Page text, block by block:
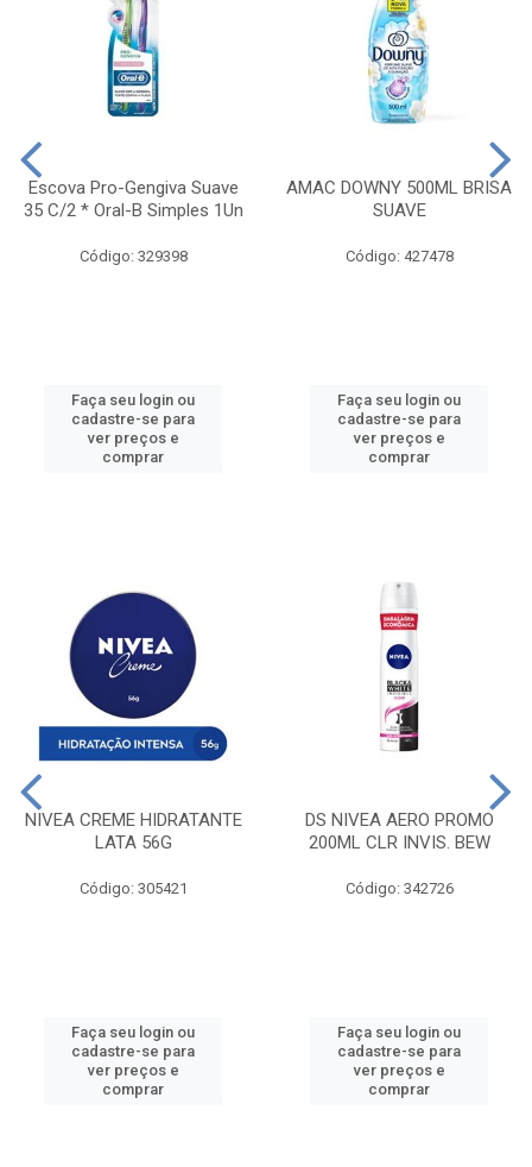
Escova Pro-Gengiva Suave
35 C/2 * Oral-B Simples 1Un
Código: 329398
Faça seu login ou
cadastre-se para
ver preços e
comprar
AMAC DOWNY 500ML BRISA
SUAVE
Código: 427478
Faça seu login ou
cadastre-se para
ver preços e
comprar
NIVEA CREME HIDRATANTE
LATA 56G
Código: 305421
Faça seu login ou
cadastre-se para
ver preços e
comprar
DS NIVEA AERO PROMO
200ML CLR INVIS. BEW
Código: 342726
Faça seu login ou
cadastre-se para
ver preços e
comprar